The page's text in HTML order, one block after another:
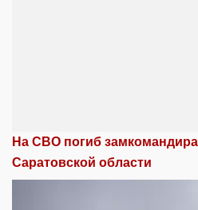
На СВО погиб
Саратовской области